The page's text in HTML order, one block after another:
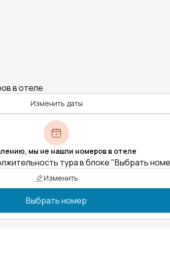
в отеле
Изменить даты
мы не нашли номеров в отеле
тура в блоке "Выбрать
Изменить
Выбрать номер